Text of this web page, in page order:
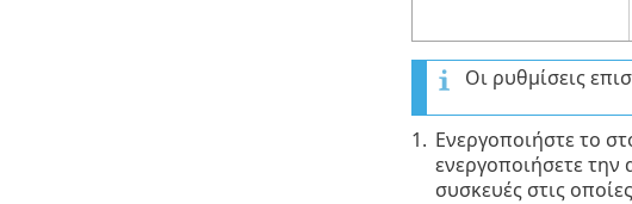
Οι ρυθμίσεις
1. Ενεργοποιήστε το
ενεργοποιήσετε
συσκευές στις